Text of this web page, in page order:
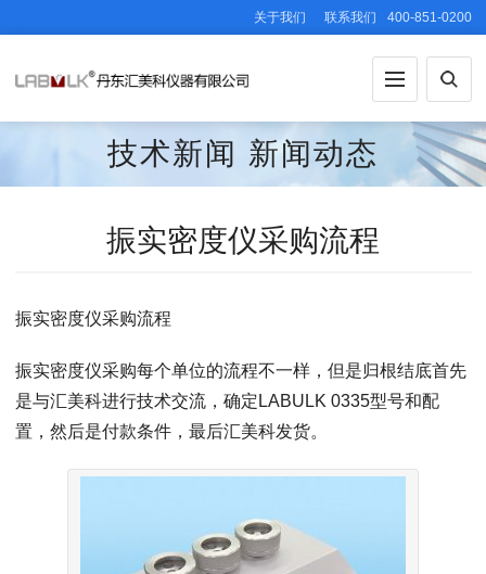
关于我们 联系我们 400-851-0200
技术新闻 新闻动态
振实密度仪采购流程
振实密度仪采购流程
振实密度仪采购每个单位的流程不一样，但是归根结底首先
是与汇美科进行技术交流，确定LABULK 0335型号和配
置，然后是付款条件，最后汇美科发货。